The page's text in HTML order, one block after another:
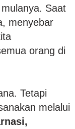
Saat
menyebar
orang di
Tetapi
melalui